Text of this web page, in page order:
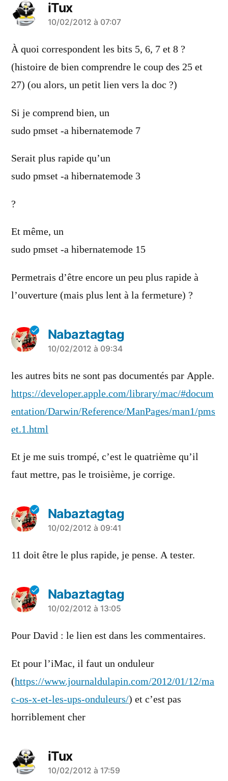
iTux
a
dit :
10/02/2012 à 07:07
À quoi correspondent les bits 5, 6, 7 et 8 ?
(histoire de bien comprendre le coup des 25 et
27) (ou alors, un petit lien vers la doc ?)
Si je comprend bien, un
sudo pmset -a hibernatemode 7
Serait plus rapide qu’un
sudo pmset -a hibernatemode 3
?
Et même, un
sudo pmset -a hibernatemode 15
Permetrais d’être encore un peu plus rapide à
l’ouverture (mais plus lent à la fermeture) ?
Nabaztagtag
a
dit :
10/02/2012 à 09:34
les autres bits ne sont pas documentés par Apple.
https://developer.apple.com/library/mac/#docum
entation/Darwin/Reference/ManPages/man1/pms
et.1.html
Et je me suis trompé, c’est le quatrième qu’il
faut mettre, pas le troisième, je corrige.
Nabaztagtag
a
dit :
10/02/2012 à 09:41
11 doit être le plus rapide, je pense. A tester.
Nabaztagtag
a
dit :
10/02/2012 à 13:05
Pour David : le lien est dans les commentaires.
Et pour l’iMac, il faut un onduleur
(https://www.journaldulapin.com/2012/01/12/ma
c-os-x-et-les-ups-onduleurs/) et c’est pas
horriblement cher
iTux
a
10/02/2012 à 17:59